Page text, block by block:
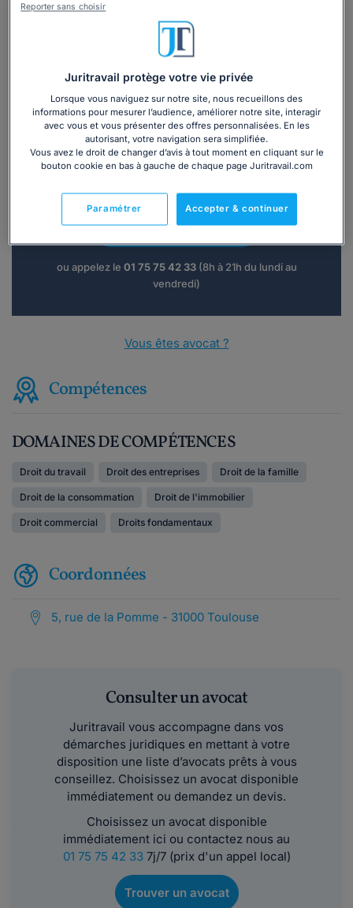
Recevoir des devis d'avocats
Vous souhaitez une consultation par
téléphone ?
Consulter immédiatement
ou appelez le 01 75 75 42 33(8h à 21h du lundi au
vendredi)
Vous êtes avocat ?
Compétences
DOMAINES DE COMPÉTENCES
Droit du travail Droit des entreprises Droit de la famille
Droit de la consommation Droit de l'immobilier
Droit commercial Droits fondamentaux
Coordonnées
5, rue de la Pomme - 31000 Toulouse
Consulter un avocat
Juritravail vous accompagne dans vos
démarches juridiques en mettant à votre
disposition une liste d’avocats prêts à vous
conseillez. Choisissez un avocat disponible
immédiatement ou demandez un devis.
Choisissez un avocat disponible
immédiatement ici ou contactez nous au
01 75 75 42 337j/7 (prix d'un appel local)
Trouver un avocat
Juritravail protège votre vie privée
Lorsque vous naviguez sur notre site, nous recueillons des
informations pour mesurer l’audience, améliorer notre site, interagir
avec vous et vous présenter des offres personnalisées. En les
autorisant, votre navigation sera simplifiée.
Vous avez le droit de changer d’avis à tout moment en cliquant sur le
bouton cookie en bas à gauche de chaque page Juritravail.com
Accepter & continuer
Paramétrer
Reporter sans choisir